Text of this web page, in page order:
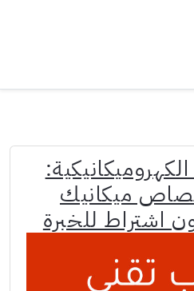
ميكانيك
اشتراط للخبرة